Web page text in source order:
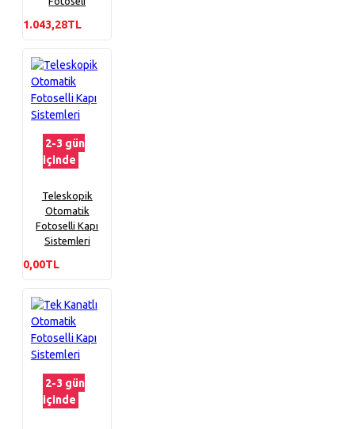
1.043,28TL
2-3 gün
içinde
Teleskopik
Otomatik
Fotoselli Kapı
Sistemleri
0,00TL
2-3 gün
içinde